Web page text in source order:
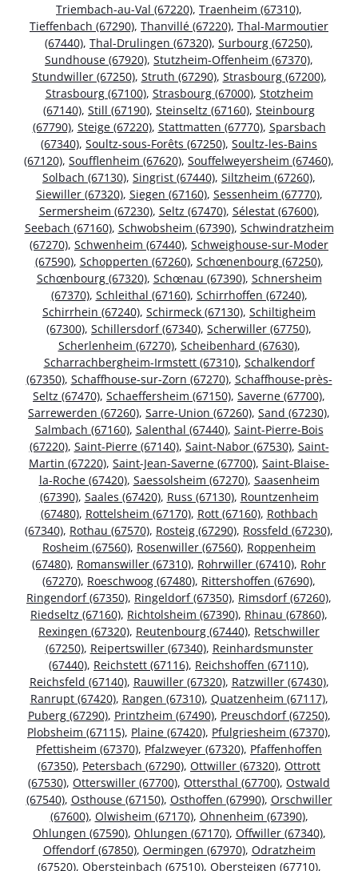
Triembach-au-Val (67220), Traenheim (67310),
Tieffenbach (67290), Thanvillé (67220), Thal-Marmoutier
(67440), Thal-Drulingen (67320), Surbourg (67250),
Sundhouse (67920), Stutzheim-Offenheim (67370),
Stundwiller (67250), Struth (67290), Strasbourg (67200),
Strasbourg (67100), Strasbourg (67000), Stotzheim
(67140), Still (67190), Steinseltz (67160), Steinbourg
(67790), Steige (67220), Stattmatten (67770), Sparsbach
(67340), Soultz-sous-Forêts (67250), Soultz-les-Bains
(67120), Soufflenheim (67620), Souffelweyersheim (67460),
Solbach (67130), Singrist (67440), Siltzheim (67260),
Siewiller (67320), Siegen (67160), Sessenheim (67770),
Sermersheim (67230), Seltz (67470), Sélestat (67600),
Seebach (67160), Schwobsheim (67390), Schwindratzheim
(67270), Schwenheim (67440), Schweighouse-sur-Moder
(67590), Schopperten (67260), Schœnenbourg (67250),
Schœnbourg (67320), Schœnau (67390), Schnersheim
(67370), Schleithal (67160), Schirrhoffen (67240),
Schirrhein (67240), Schirmeck (67130), Schiltigheim
(67300), Schillersdorf (67340), Scherwiller (67750),
Scherlenheim (67270), Scheibenhard (67630),
Scharrachbergheim-Irmstett (67310), Schalkendorf
(67350), Schaffhouse-sur-Zorn (67270), Schaffhouse-près-
Seltz (67470), Schaeffersheim (67150), Saverne (67700),
Sarrewerden (67260), Sarre-Union (67260), Sand (67230),
Salmbach (67160), Salenthal (67440), Saint-Pierre-Bois
(67220), Saint-Pierre (67140), Saint-Nabor (67530), Saint-
Martin (67220), Saint-Jean-Saverne (67700), Saint-Blaise-
la-Roche (67420), Saessolsheim (67270), Saasenheim
(67390), Saales (67420), Russ (67130), Rountzenheim
(67480), Rottelsheim (67170), Rott (67160), Rothbach
(67340), Rothau (67570), Rosteig (67290), Rossfeld (67230),
Rosheim (67560), Rosenwiller (67560), Roppenheim
(67480), Romanswiller (67310), Rohrwiller (67410), Rohr
(67270), Roeschwoog (67480), Rittershoffen (67690),
Ringendorf (67350), Ringeldorf (67350), Rimsdorf (67260),
Riedseltz (67160), Richtolsheim (67390), Rhinau (67860),
Rexingen (67320), Reutenbourg (67440), Retschwiller
(67250), Reipertswiller (67340), Reinhardsmunster
(67440), Reichstett (67116), Reichshoffen (67110),
Reichsfeld (67140), Rauwiller (67320), Ratzwiller (67430),
Ranrupt (67420), Rangen (67310), Quatzenheim (67117),
Puberg (67290), Printzheim (67490), Preuschdorf (67250),
Plobsheim (67115), Plaine (67420), Pfulgriesheim (67370),
Pfettisheim (67370), Pfalzweyer (67320), Pfaffenhoffen
(67350), Petersbach (67290), Ottwiller (67320), Ottrott
(67530), Otterswiller (67700), Ottersthal (67700), Ostwald
(67540), Osthouse (67150), Osthoffen (67990), Orschwiller
(67600), Olwisheim (67170), Ohnenheim (67390),
Ohlungen (67590), Ohlungen (67170), Offwiller (67340),
Offendorf (67850), Oermingen (67970), Odratzheim
(67520), Obersteinbach (67510), Obersteigen (67710),